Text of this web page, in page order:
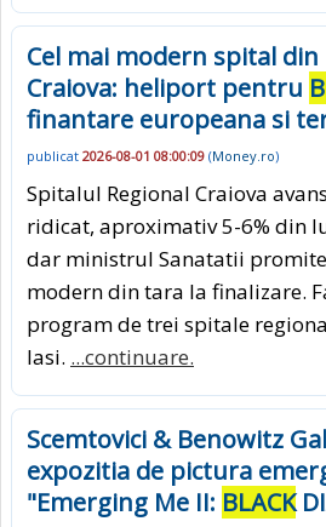
Cel mai modern spital din
Craiova: heliport pentru
finantare europeana si
publicat 2026-08-01 08:00:09 (Money.ro)
Spitalul Regional Craiova
ridicat, aproximativ 5-6% din
dar ministrul Sanatatii
modern din tara la finalizare.
program de trei spitale
Iasi. ...continuare.
Scemtovici & Benowitz
expozitia de pictura
"Emerging Me II: BLACK